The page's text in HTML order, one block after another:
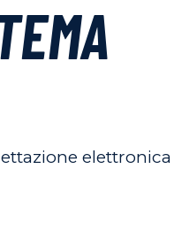
elettronica